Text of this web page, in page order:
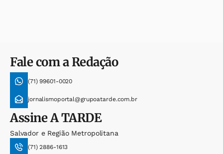
Fale com a Redação
(71) 99601-0020
jornalismoportal@grupoatarde.com.br
AssineA TARDE
Salvador e Região Metropolitana
(71) 2886-1613